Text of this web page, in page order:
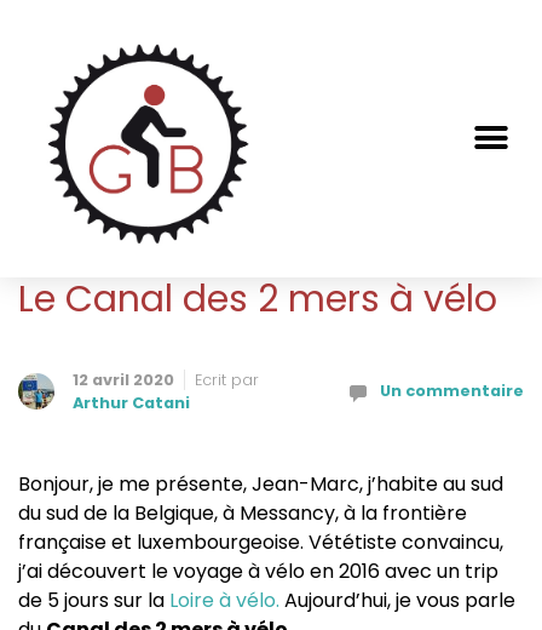
Le Canal des 2 mers à vélo
12 avril 2020
Ecrit par
Arthur Catani
Un commentaire
Bonjour, je me présente, Jean-Marc, j’habite au sud
du sud de la Belgique, à Messancy, à la frontière
française et luxembourgeoise. Vététiste convaincu,
j’ai découvert le voyage à vélo en 2016 avec un trip
de 5 jours sur la Loire à vélo. Aujourd’hui, je vous parle